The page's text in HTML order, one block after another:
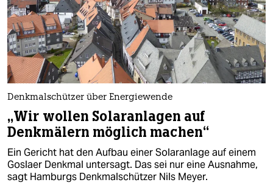
Denkmalschützer über Energiewende
„Wir wollen Solaranlagen auf
Denkmälern möglich machen“
Ein Gericht hat den Aufbau einer Solaranlage auf einem
Goslaer Denkmal untersagt. Das sei nur eine Ausnahme,
sagt Hamburgs Denkmalschützer Nils Meyer.